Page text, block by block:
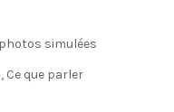
simulées
Ce que parler